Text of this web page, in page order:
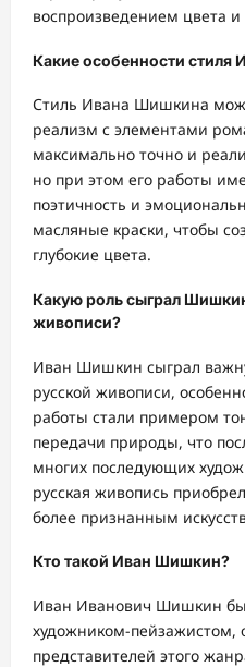
воспроизведением цвета и
Какие особенности
Стиль Ивана Шишкина
реализм с элементами
максимально точно и
но при этом его работы
поэтичность и
масляные краски, чтобы
глубокие цвета.
Какую роль сыграл
живописи?
Иван Шишкин сыграл
русской живописи,
работы стали примером
передачи природы, что
многих последующих
русская живопись
более признанным
Кто такой Иван Шишкин?
Иван Иванович Шишкин
художником-
представителей этого